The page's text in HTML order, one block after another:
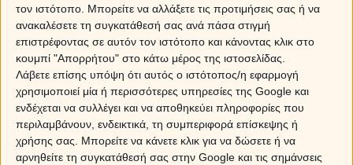
τον ιστότοπο. Μπορείτε να αλλάξετε τις προτιμήσεις σας ή να
ανακαλέσετε τη συγκατάθεσή σας ανά πάσα στιγμή
επιστρέφοντας σε αυτόν τον ιστότοπο και κάνοντας κλικ στο
κουμπί "Απορρήτου" στο κάτω μέρος της ιστοσελίδας.
Λάβετε επίσης υπόψη ότι αυτός ο ιστότοπος/η εφαρμογή
χρησιμοποιεί μία ή περισσότερες υπηρεσίες της Google και
ενδέχεται να συλλέγει και να αποθηκεύει πληροφορίες που
περιλαμβάνουν, ενδεικτικά, τη συμπεριφορά επίσκεψης ή
χρήσης σας. Μπορείτε να κάνετε κλικ για να δώσετε ή να
αρνηθείτε τη συγκατάθεσή σας στην Google και τις σημάνσεις
Επίλεξε Ζώδιο
Είμαι άνω των 18 ετών και συμφωνώ να
λαμβάνω e-mails με δωρεάν προσωπικές
προβλέψεις και προσφορές